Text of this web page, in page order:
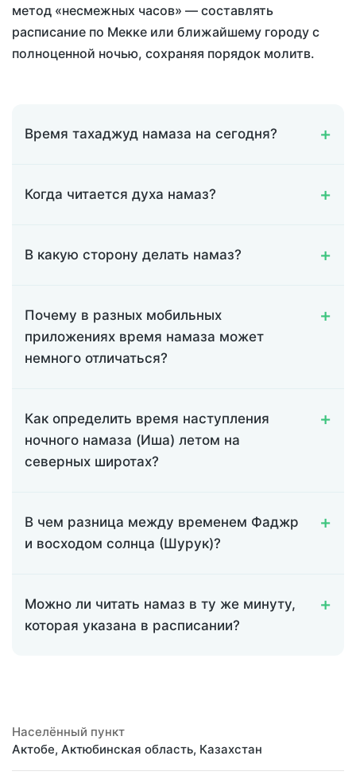
метод «несмежных часов» — составлять
расписание по Мекке или ближайшему городу с
полноценной ночью, сохраняя порядок молитв.
Время тахаджуд намаза на сегодня?
Когда читается духа намаз?
В какую сторону делать намаз?
Почему в разных мобильных
приложениях время намаза может
немного отличаться?
Как определить время наступления
ночного намаза (Иша) летом на
северных широтах?
В чем разница между временем Фаджр
и восходом солнца (Шурук)?
Можно ли читать намаз в ту же минуту,
которая указана в расписании?
Населённый пункт
Актобе, Актюбинская область, Казахстан